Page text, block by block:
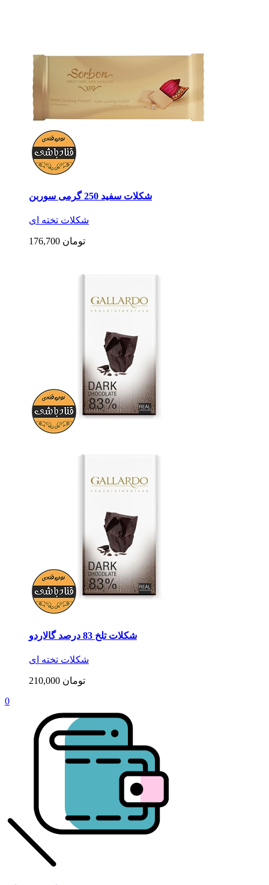
شکلات سفید 250 گرمی سوربن
شکلات تخته ای
176,700 تومان
شکلات تلخ 83 درصد گالاردو
شکلات تخته ای
210,000 تومان
0